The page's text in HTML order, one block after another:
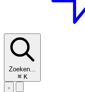
Zoeken...
⌘ K